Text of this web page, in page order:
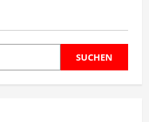
SUCHEN